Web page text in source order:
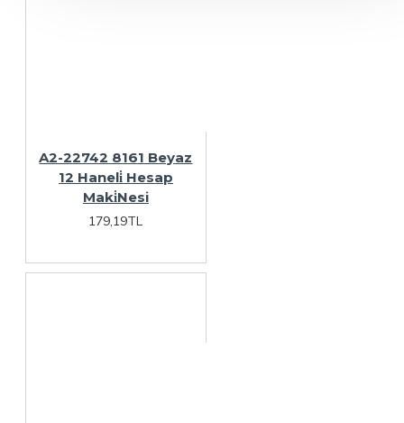
A2-22742 8161 Beyaz
12 Haneli̇ Hesap
Maki̇Nesi
179,19TL